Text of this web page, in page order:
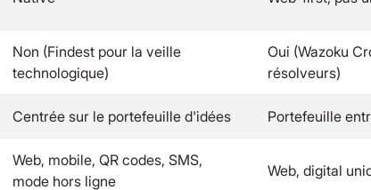
Non (Findest pour la veille
technologique)
Oui (Wazoku
résolveurs)
Centrée sur le portefeuille d'idées Portefeuille
Web, mobile, QR codes, SMS,
mode hors ligne
Web, digital